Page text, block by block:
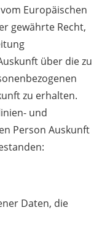
Europäischen
gewährte Recht,
über die zu
zu erhalten.
und
Person Auskunft
Daten, die